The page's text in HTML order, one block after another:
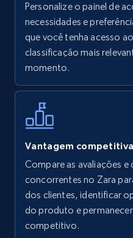
URL, Final price, Sku,
Specifications, Image
more.
using specific category
URL, Final price, Sku,
Specifications, Image
more.
5.6K+
Personalize o painel de
necessidades e
que você tenha acesso
classificação mais
momento.
Vantagem competitiva
Compare as avaliações e
concorrentes no Zara
dos clientes, identificar
do produto e
competitivo.